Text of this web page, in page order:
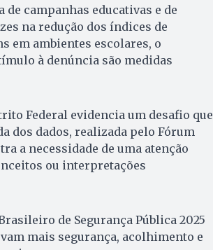
campanhas educativas e de
na redução dos índices de
em ambientes escolares, o
à denúncia são medidas
Federal evidencia um desafio que
dos dados, realizada pelo Fórum
a necessidade de uma atenção
ou interpretações
de Segurança Pública 2025
mais segurança, acolhimento e